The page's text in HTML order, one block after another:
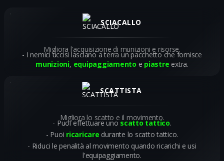
SCIACALLO
Migliora l'acquisizione di munizioni e risorse.
I nemici uccisi lasciano a terra un pacchetto che fornisce
munizioni, equipaggiamento e piastre extra.
SCATTISTA
Migliora lo scatto e il movimento.
Puoi effettuare unoscatto tattico.
Puoi ricaricare durante lo scatto tattico.
Riduci le penalità al movimento quando ricarichi e usi
l'equipaggiamento.